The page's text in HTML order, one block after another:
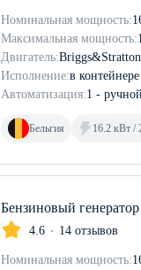
Номинальная мощность:
Максимальная мощность:
Двигатель:
Исполнение:в контейнере
Автоматизация:1 -
Бельгия 16.2 кВт /
Бензиновый
4.6 14 отзывов
Номинальная мощность: